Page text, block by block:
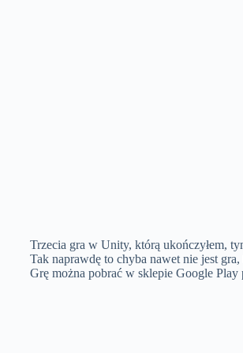
Trzecia gra w Unity, którą ukończyłem,
Tak naprawdę to chyba nawet nie jest
Grę można pobrać w sklepie Google